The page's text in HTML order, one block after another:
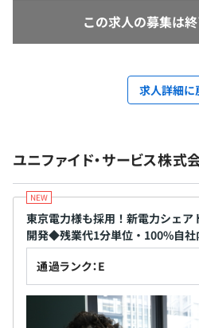
この求人の募集は
求人詳細に
ユニファイド・サービス株
東京電力様も採用！新電力シェア
開発◆残業代1分単位・100%自社
通過ランク：E